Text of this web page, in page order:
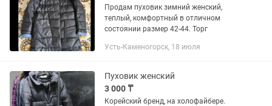
Продам пуховик зимний женский,
теплый, комфортный в отличном
состоянии размер 42-44. Торг
Усть-Каменогорск, 18 июля
Пуховик женский
3 000 ₸
Корейский бренд, на холофайбере.